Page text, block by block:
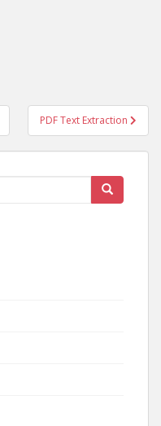
PDF Text Extraction